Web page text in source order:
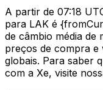
A partir de 07:18
para LAK é
de câmbio média de
preços de compra e
globais. Para saber
com a Xe, visite